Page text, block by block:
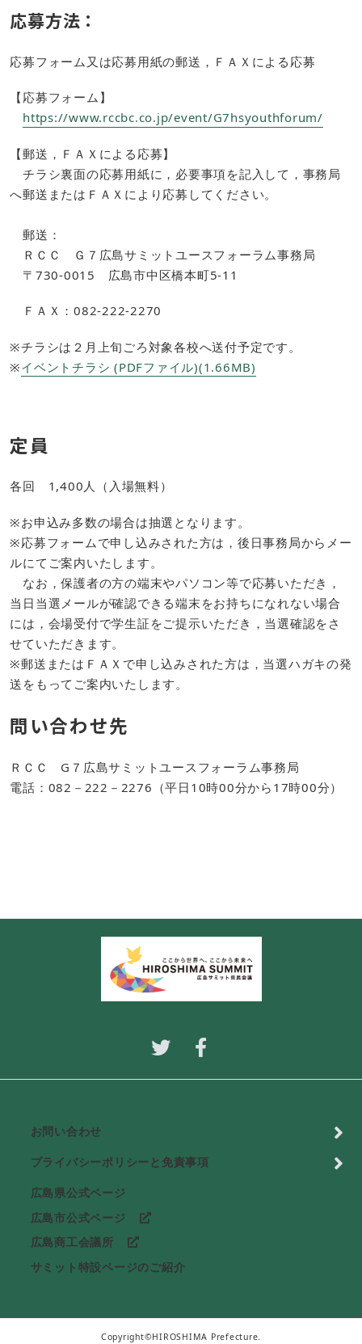
応募方法：
応募フォーム又は応募用紙の郵送，ＦＡＸによる応募
【応募フォーム】
https://www.rccbc.co.jp/event/G7hsyouthforum/
【郵送，ＦＡＸによる応募】
チラシ裏面の応募用紙に，必要事項を記入して，事務局
へ郵送またはＦＡＸにより応募してください。
郵送：
ＲＣＣ Ｇ７広島サミットユースフォーラム事務局
〒730-0015 広島市中区橋本町5-11
ＦＡＸ：082‐222‐2270
※チラシは２月上旬ごろ対象各校へ送付予定です。
※イベントチラシ (PDFファイル)(1.66MB)
定員
各回 1,400人（入場無料）
※お申込み多数の場合は抽選となります。
※応募フォームで申し込みされた方は，後日事務局からメー
ルにてご案内いたします。
なお，保護者の方の端末やパソコン等で応募いただき，
当日当選メールが確認できる端末をお持ちになれない場合
には，会場受付で学生証をご提示いただき，当選確認をさ
せていただきます。
※郵送またはＦＡＸで申し込みされた方は，当選ハガキの発
送をもってご案内いたします。
問い合わせ先
ＲＣＣ G７広島サミットユースフォーラム事務局
電話：082－222－2276（平日10時00分から17時00分）
お問い合わせ
プライバシーポリシーと免責事項
広島県公式ページ
広島市公式ページ
広島商工会議所
サミット特設ページのご紹介
Copyright©HIROSHIMA Prefecture.